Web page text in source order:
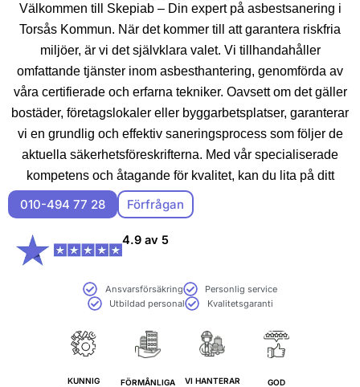
Välkommen till Skepiab – Din expert på asbestsanering i
Torsås Kommun. När det kommer till att garantera riskfria
miljöer, är vi det självklara valet. Vi tillhandahåller
omfattande tjänster inom asbesthantering, genomförda av
våra certifierade och erfarna tekniker. Oavsett om det gäller
bostäder, företagslokaler eller byggarbetsplatser, garanterar
vi en grundlig och effektiv saneringsprocess som följer de
aktuella säkerhetsföreskrifterna. Med vår specialiserade
kompetens och åtagande för kvalitet, kan du lita på ditt
projekt är i säkra händer med Skepiab. Kontakta oss idag för
vägledning och en kostnadsfri bedömning.
010-494 77 28 Förfrågan
4.9 av 5
Ansvarsförsäkring
Personlig service
Utbildad personal
Kvalitetsgaranti
KUNNIG
FÖRMÅNLIGA VI HANTERAR
GOD